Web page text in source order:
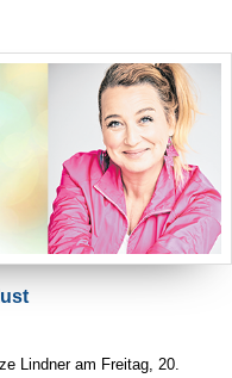
Lindner am Freitag, 20.